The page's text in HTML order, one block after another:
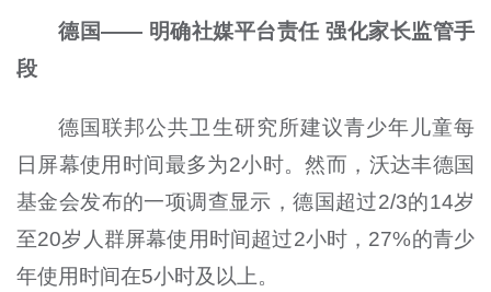
德国—— 明确社媒平台责任 强化家长监管手
段
德国联邦公共卫生研究所建议青少年儿童每
日屏幕使用时间最多为2小时。然而，沃达丰德国
基金会发布的一项调查显示，德国超过2/3的14岁
至20岁人群屏幕使用时间超过2小时，27%的青少
年使用时间在5小时及以上。